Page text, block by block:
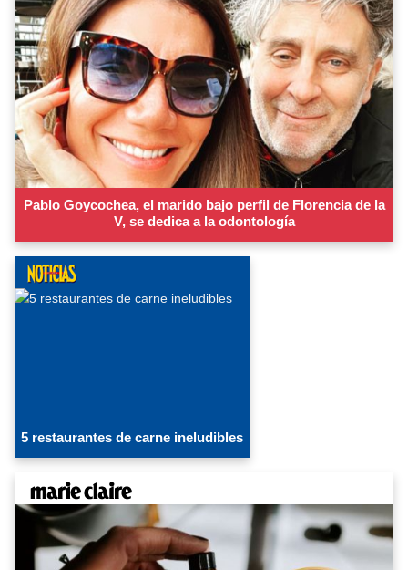
Pablo Goycochea, el marido bajo perfil de Florencia de la
V, se dedica a la odontología
5 restaurantes de carne ineludibles